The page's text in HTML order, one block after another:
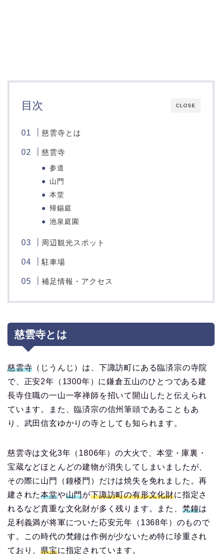
CLOSE
目次
慈雲寺とは
慈雲寺
参道
山門
本堂
帰錫庭
池泉庭園
周辺観光スポット
駐車場
補足情報・アクセス
慈雲寺とは
慈雲寺 （じうんじ）は、下諏訪町にある臨済宗の寺院
で、正安2年（1300年）に鎌倉五山のひとつである建
長寺住職の一山一寧禅師を招いて開山したと伝えられ
ています。また、臨済宗の信州筆頭であることもあ
り、武田信玄ゆかりの寺としても知られます。
慈雲寺は文化3年（1806年）の大火で、本堂・庫裏・
宝蔵などほとんどの建物が消失してしまいましたが、
その際に山門（鐘楼門）だけは焼失を免れました。再
建された本堂や山門が下諏訪町の有形文化財に指定さ
れるなど貴重な文化財が多く残ります。また、 梵鐘は
足利義満が将軍についた応安元年（1368年）のもので
す。この時代の梵鐘は作例が少ないため特に珍重され
ており、県宝に指定されています。